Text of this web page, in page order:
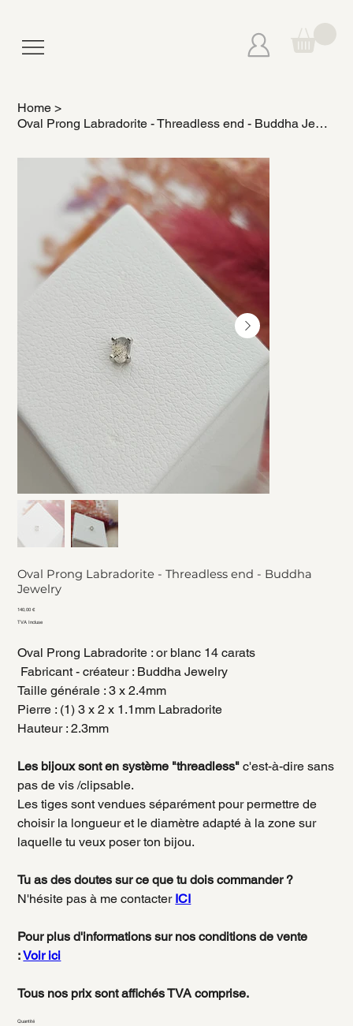
Home >
Oval Prong Labradorite - Threadless end - Buddha Jewelry
Oval Prong Labradorite - Threadless end - Buddha
Jewelry
Prix
140,00 €
TVA Incluse
Oval Prong Labradorite : or blanc 14 carats
Fabricant - créateur : Buddha Jewelry
Taille générale : 3 x 2.4mm
Pierre : (1) 3 x 2 x 1.1mm Labradorite
Hauteur : 2.3mm
Les bijoux sont en système "threadless" c'est-à-dire sans
pas de vis /clipsable.
Les tiges sont vendues séparément pour permettre de
choisir la longueur et le diamètre adapté à la zone sur
laquelle tu veux poser ton bijou.
Tu as des doutes sur ce que tu dois commander ?
N'hésite pas à me contacter ICI
Pour plus d'informations sur nos conditions de vente
:Voir ici
Tous nos prix sont affichés TVA comprise.
Quantité